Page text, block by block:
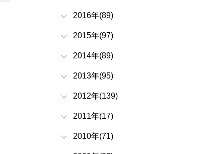
2016年(89)
2015年(97)
2014年(89)
2013年(95)
2012年(139)
2011年(17)
2010年(71)